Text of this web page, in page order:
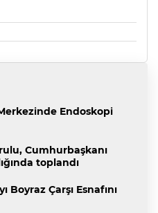
Endoskopi
Cumhurbaşkanı
toplandı
Boyraz Çarşı Esnafını